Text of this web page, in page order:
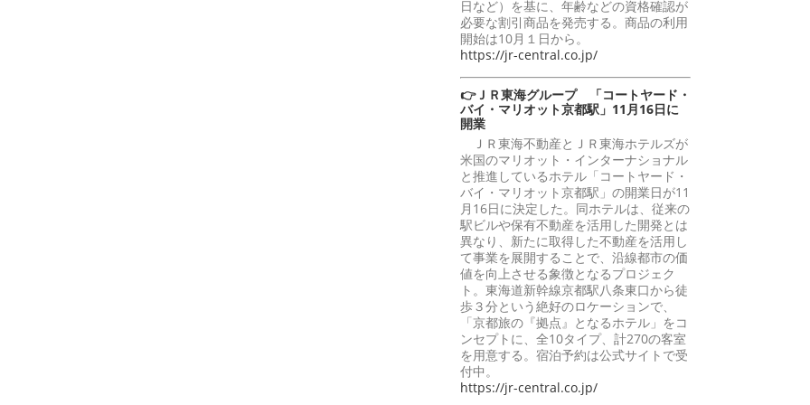
日など）を基に、年齢などの資格確認が
必要な割引商品を発売する。商品の利用
開始は10月１日から。
https://jr-central.co.jp/
👉ＪＲ東海グループ 「コートヤード・
バイ・マリオット京都駅」11月16日に
開業
ＪＲ東海不動産とＪＲ東海ホテルズが
米国のマリオット・インターナショナル
と推進しているホテル「コートヤード・
バイ・マリオット京都駅」の開業日が11
月16日に決定した。同ホテルは、従来の
駅ビルや保有不動産を活用した開発とは
異なり、新たに取得した不動産を活用し
て事業を展開することで、沿線都市の価
値を向上させる象徴となるプロジェク
ト。東海道新幹線京都駅八条東口から徒
歩３分という絶好のロケーションで、
「京都旅の『拠点』となるホテル」をコ
ンセプトに、全10タイプ、計270の客室
を用意する。宿泊予約は公式サイトで受
付中。
https://jr-central.co.jp/